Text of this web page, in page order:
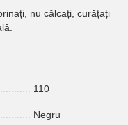
nu călcați, curățați
110
Negru